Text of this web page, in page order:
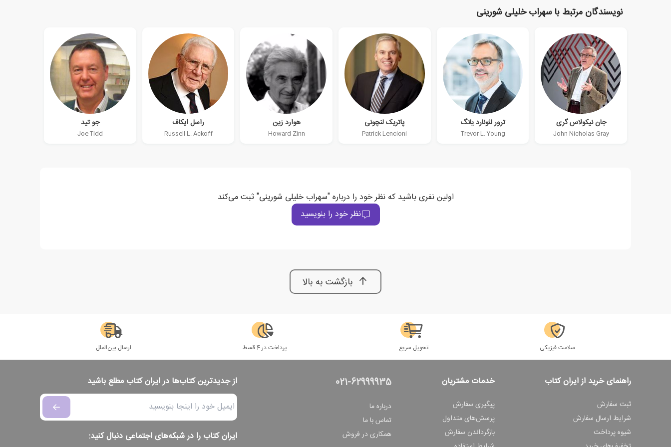
نویسندگان مرتبط با سهراب خلیلی شورینی
جان نیکولاس گری
John Nicholas Gray
ترور لئونارد یانگ
Trevor L. Young
پاتریک لنچونی
Patrick Lencioni
هوارد زین
Howard Zinn
راسل ایکاف
Russell L. Ackoff
جو تید
Joe Tidd
اولین نفری باشید که نظر خود را درباره "سهراب خلیلی شورینی" ثبت می‌کند
نظر خود را بنویسید
بازگشت به بالا
سلامت فیزیکی تحویل سریع پرداخت در 4 قسط ارسال بین‌الملل
راهنمای خرید از ایران کتاب
ثبت سفارش
شرایط ارسال سفارش
شیوه پرداخت
خدمات مشتریان
پیگیری سفارش
پرسش‌های متداول
بازگرداندن سفارش
021-62999935
درباره ما
تماس با ما
همکاری در فروش
از جدیدترین کتاب‌ها در ایران کتاب مطلع باشید
ایران کتاب را در شبکه‌های اجتماعی دنبال کنید: